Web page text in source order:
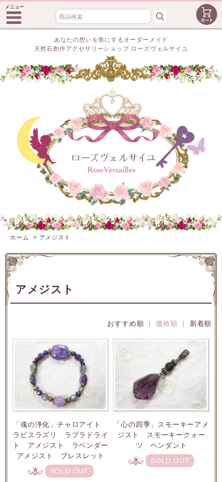
メニュー
あなたの想いを形にするオーダーメイド
天然石創作アクセサリーショップ ローズヴェルサイユ
ホーム > アメジスト
アメジスト
おすすめ順 | 価格順 | 新着順
「魂の浄化」チャロアイト
ラピスラズリ ラブラドライ
ト アメジスト ラベンダー
アメジスト ブレスレット
SOLD OUT
「心の四季」スモーキーアメ
ジスト スモーキークォー
ツ ペンダント
SOLD OUT